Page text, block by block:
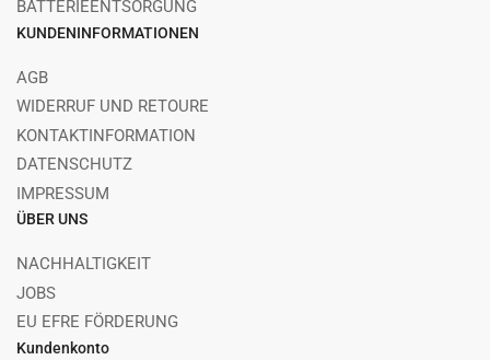
BATTERIEENTSORGUNG
KUNDENINFORMATIONEN
AGB
WIDERRUF UND RETOURE
KONTAKTINFORMATION
DATENSCHUTZ
IMPRESSUM
ÜBER UNS
NACHHALTIGKEIT
JOBS
EU EFRE FÖRDERUNG
Kundenkonto